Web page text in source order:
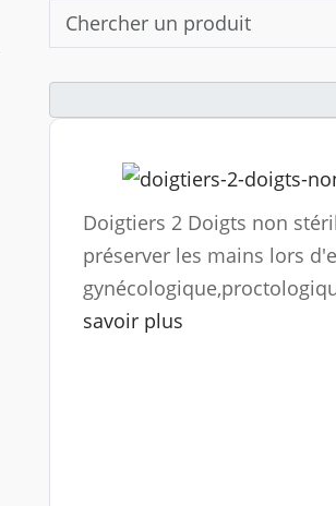
Doigtiers 2 Doigts non
préserver les mains lors
savoir plus